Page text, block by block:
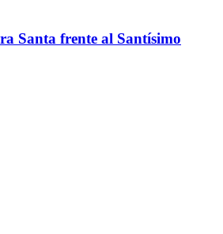
Santa frente al Santísimo